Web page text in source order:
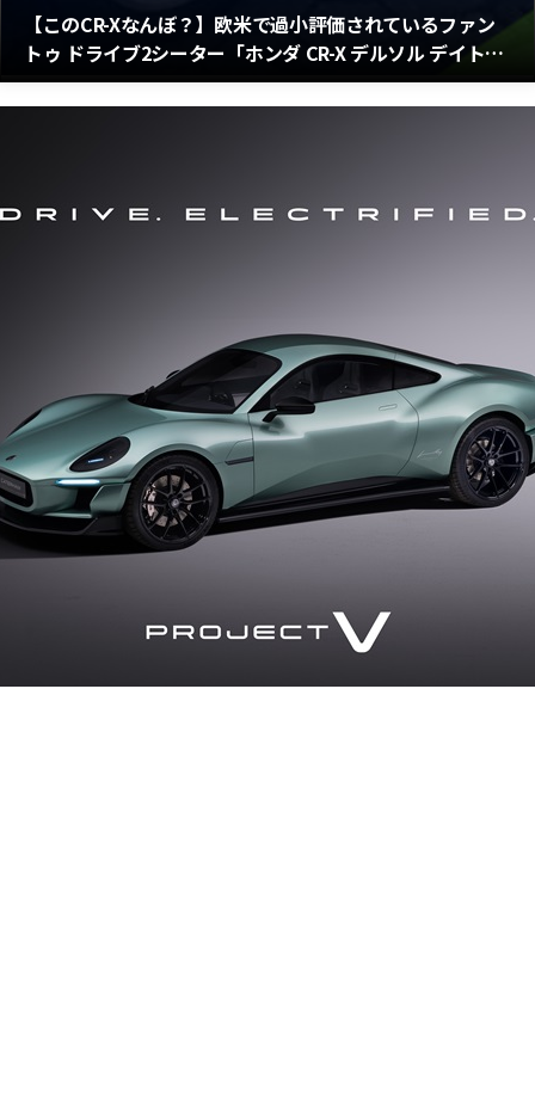
【このCR-Xなんぼ？】欧米で過小評価されているファン
トゥ ドライブ2シーター「ホンダ CR-X デルソル デイト
ナ」の値段は？